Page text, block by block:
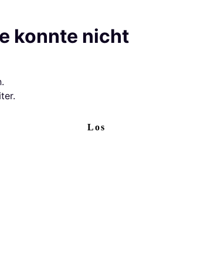
konnte nicht
Los